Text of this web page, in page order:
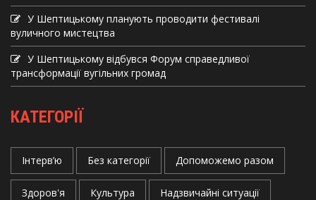
У Шептицькому планують проводити фестивалі
вуличного мистецтва
У Шептицькому відбувся Форум справедливої
трансформації вугільних громад
КАТЕГОРІЇ
Інтерв’ю Без категорії Допоможемо разом
Здоров'я Культура Надзвичайні ситуації